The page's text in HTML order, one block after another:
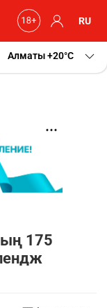
RU
Алматы+20 C
175